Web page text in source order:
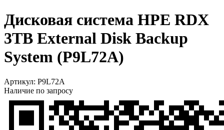
Дисковая система HPE RDX
3TB External Disk Backup
System (P9L72A)
Артикул: P9L72A
Наличие по запросу